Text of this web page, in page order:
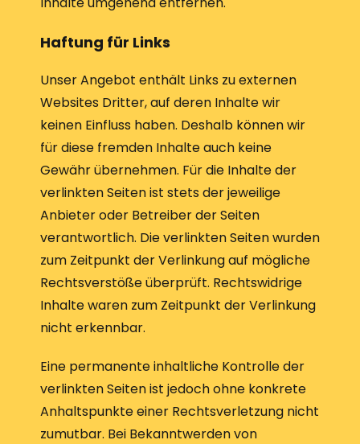
Haftung für Links
Unser Angebot enthält Links zu externen
Websites Dritter, auf deren Inhalte wir
keinen Einfluss haben. Deshalb können wir
für diese fremden Inhalte auch keine
Gewähr übernehmen. Für die Inhalte der
verlinkten Seiten ist stets der jeweilige
Anbieter oder Betreiber der Seiten
verantwortlich. Die verlinkten Seiten wurden
zum Zeitpunkt der Verlinkung auf mögliche
Rechtsverstöße überprüft. Rechtswidrige
Inhalte waren zum Zeitpunkt der Verlinkung
nicht erkennbar.
Eine permanente inhaltliche Kontrolle der
verlinkten Seiten ist jedoch ohne konkrete
Anhaltspunkte einer Rechtsverletzung nicht
zumutbar. Bei Bekanntwerden von